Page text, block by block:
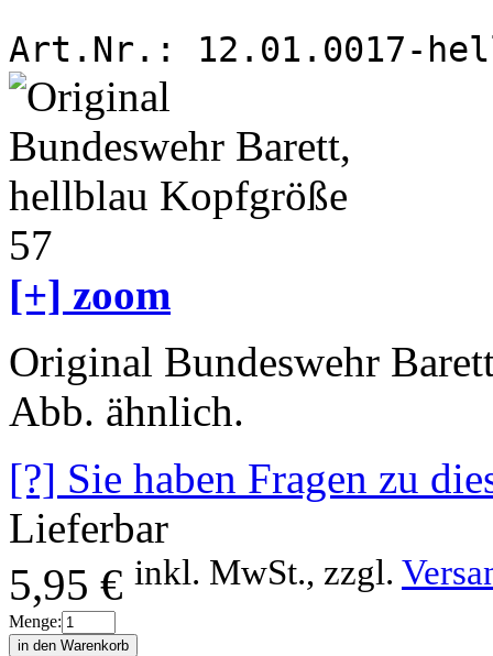
Art.Nr.: 12.01.0017-
[+] zoom
Original Bundeswehr
Abb. ähnlich.
[?] Sie haben Fragen zu
Lieferbar
5,95 € inkl. MwSt., zzgl.
Menge: